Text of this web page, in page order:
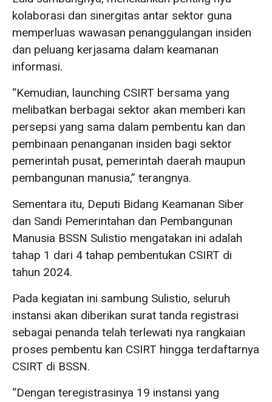
kolaborasi dan sinergitas antar sektor guna
memperluas wawasan penanggulangan insiden
dan peluang kerjasama dalam keamanan
informasi.
“Kemudian, launching CSIRT bersama yang
melibatkan berbagai sektor akan memberi kan
persepsi yang sama dalam pembentu kan dan
pembinaan penanganan insiden bagi sektor
pemerintah pusat, pemerintah daerah maupun
pembangunan manusia,” terangnya.
Sementara itu, Deputi Bidang Keamanan Siber
dan Sandi Pemerintahan dan Pembangunan
Manusia BSSN Sulistio mengatakan ini adalah
tahap 1 dari 4 tahap pembentukan CSIRT di
tahun 2024.
Pada kegiatan ini sambung Sulistio, seluruh
instansi akan diberikan surat tanda registrasi
sebagai penanda telah terlewati nya rangkaian
proses pembentu kan CSIRT hingga terdaftarnya
CSIRT di BSSN.
“Dengan teregistrasinya 19 instansi yang